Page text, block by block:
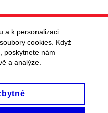
a k personalizaci
cookies. Když
poskytnete nám
a analýze.